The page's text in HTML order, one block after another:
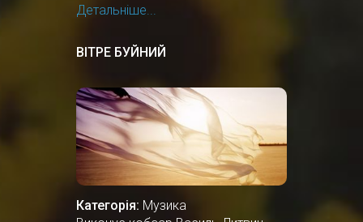
Детальніше...
ВІТРЕ БУЙНИЙ
Категорія: Музика